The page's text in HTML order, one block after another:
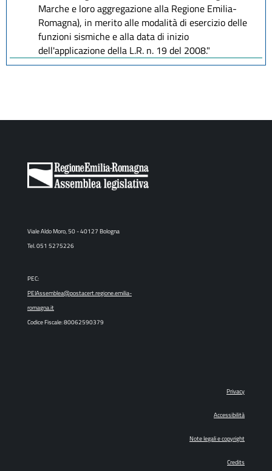
Marche e loro aggregazione alla Regione Emilia-
Romagna), in merito alle modalità di esercizio delle
funzioni sismiche e alla data di inizio
dell'applicazione della L.R. n. 19 del 2008."
Viale Aldo Moro, 50 - 40127 Bologna
Tel. 051 5275226
PEC:
PEIAssemblea@postacert.regione.emilia-
romagna.it
Codice Fiscale: 80062590379
Privacy
Accessibilità
Note legali e copyright
Credits